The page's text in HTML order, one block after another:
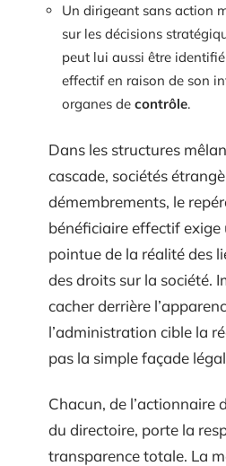
Un dirigeant sans action
sur les décisions
peut lui aussi être
effectif en raison de son
organes de contrôle.
Dans les structures
cascade, sociétés
démembrements, le
bénéficiaire effectif exige
pointue de la réalité des
des droits sur la société.
cacher derrière
l’administration cible la
pas la simple façade
Chacun, de l’actionnaire
du directoire, porte la
transparence totale. La